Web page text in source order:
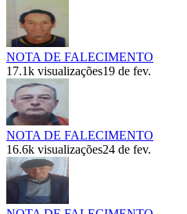
NOTA DE FALECIMENTO
17.1k visualizações19 de fev.
NOTA DE FALECIMENTO
16.6k visualizações24 de fev.